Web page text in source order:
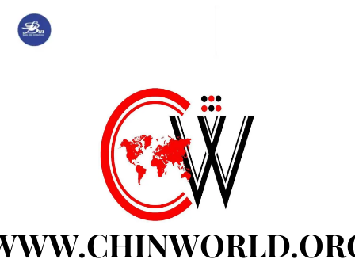
content